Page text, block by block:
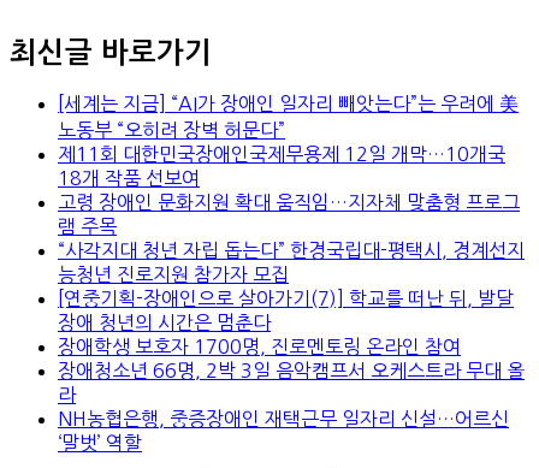
최신글 바로가기
[세계는 지금] “AI가 장애인 일자리 빼앗는다”는 우려에 美
노동부 “오히려 장벽 허문다”
제11회 대한민국장애인국제무용제 12일 개막…10개국
18개 작품 선보여
고령 장애인 문화지원 확대 움직임…지자체 맞춤형 프로그
램 주목
“사각지대 청년 자립 돕는다” 한경국립대-평택시, 경계선지
능청년 진로지원 참가자 모집
[연중기획-장애인으로 살아가기(7)] 학교를 떠난 뒤, 발달
장애 청년의 시간은 멈춘다
장애학생 보호자 1700명, 진로멘토링 온라인 참여
장애청소년 66명, 2박 3일 음악캠프서 오케스트라 무대 올
라
NH농협은행, 중증장애인 재택근무 일자리 신설…어르신
‘말벗’ 역할